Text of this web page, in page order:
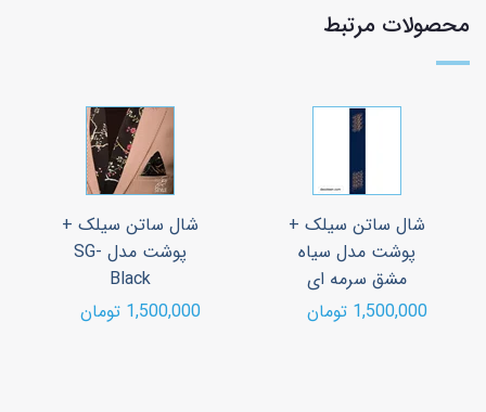
محصولات مرتبط
شال ساتن سیلک +
پوشت مدل سیاه
مشق سرمه ای
1,500,000 تومان
شال ساتن سیلک +
پوشت مدل SG-
Black
1,500,000 تومان